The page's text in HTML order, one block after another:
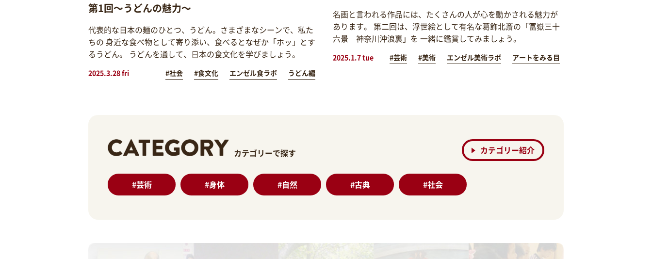
第1回～うどんの魅力～
代表的な日本の麺のひとつ、うどん。さまざまなシーンで、私た
ちの 身近な食べ物として寄り添い、食べるとなぜか「ホッ」とす
るうどん。 うどんを通して、日本の食文化を学びましょう。
2025.3.28 fri #社会 #食文化 エンゼル食ラボ うどん編
名画と言われる作品には、たくさんの人が心を動かされる魅力が
あります。 第二回は、浮世絵として有名な葛飾北斎の「冨嶽三十
六景 神奈川沖浪裏」を 一緒に鑑賞してみましょう。
2025.1.7 tue #芸術 #美術 エンゼル美術ラボ アートをみる目
カテゴリーで探す カテゴリー紹介
#芸術 #身体 #自然 #古典 #社会